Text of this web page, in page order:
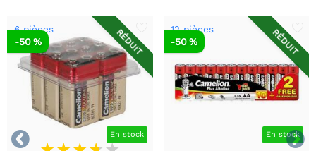


RÉDUIT
6 pièces
En stock
-50 % RÉDUIT
12 pièces
En stock
-50 %